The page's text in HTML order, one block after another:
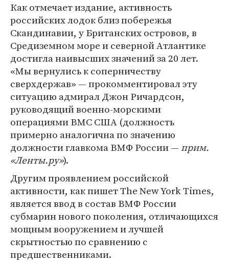
Как отмечает издание, активность
российских лодок близ побережья
Скандинавии, у Британских островов, в
Средиземном море и северной Атлантике
достигла наивысших значений за 20 лет.
«Мы вернулись к соперничеству
сверхдержав» — прокомментировал эту
ситуацию адмирал Джон Ричардсон,
руководящий военно-морскими
операциями ВМС США (должность
примерно аналогична по значению
должности главкома ВМФ России — прим.
«Ленты.ру»).
Другим проявлением российской
активности, как пишет The New York Times,
является ввод в состав ВМФ России
субмарин нового поколения, отличающихся
мощным вооружением и лучшей
скрытностью по сравнению с
предшественниками.